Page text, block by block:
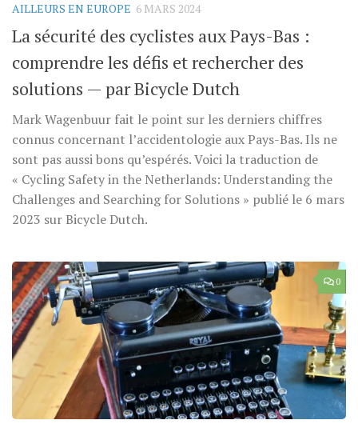
AILLEURS EN EUROPE 6 MARS 2024
La sécurité des cyclistes aux Pays-Bas :
comprendre les défis et rechercher des
solutions — par Bicycle Dutch
Mark Wagenbuur fait le point sur les derniers chiffres
connus concernant l’accidentologie aux Pays-Bas. Ils ne
sont pas aussi bons qu’espérés. Voici la traduction de
« Cycling Safety in the Netherlands: Understanding the
Challenges and Searching for Solutions » publié le 6 mars
2023 sur Bicycle Dutch.
0